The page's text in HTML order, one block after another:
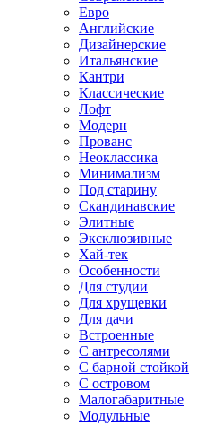
Евро
Английские
Дизайнерские
Итальянские
Кантри
Классические
Лофт
Модерн
Прованс
Неоклассика
Минимализм
Под старину
Скандинавские
Элитные
Эксклюзивные
Хай-тек
Особенности
Для студии
Для хрущевки
Для дачи
Встроенные
С антресолями
С барной стойкой
С островом
Малогабаритные
Модульные